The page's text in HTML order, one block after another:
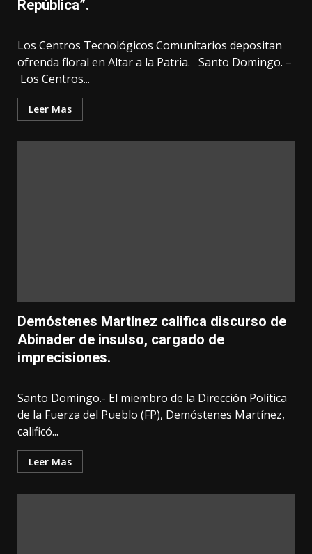
República”.
Los Centros Tecnológicos Comunitarios depositan
ofrenda floral en Altar a la Patria. Santo Domingo. –
Los Centros...
Leer Mas
Demóstenes Martínez califica discurso de
Abinader de insulso, cargado de
imprecisiones.
Santo Domingo.- El miembro de la Dirección Política
de la Fuerza del Pueblo (FP), Demóstenes Martínez,
calificó...
Leer Mas